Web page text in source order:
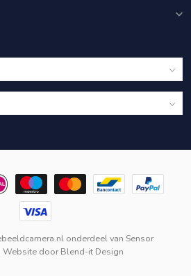
onderdeel van Sensor
| Website doorBlend-it Design